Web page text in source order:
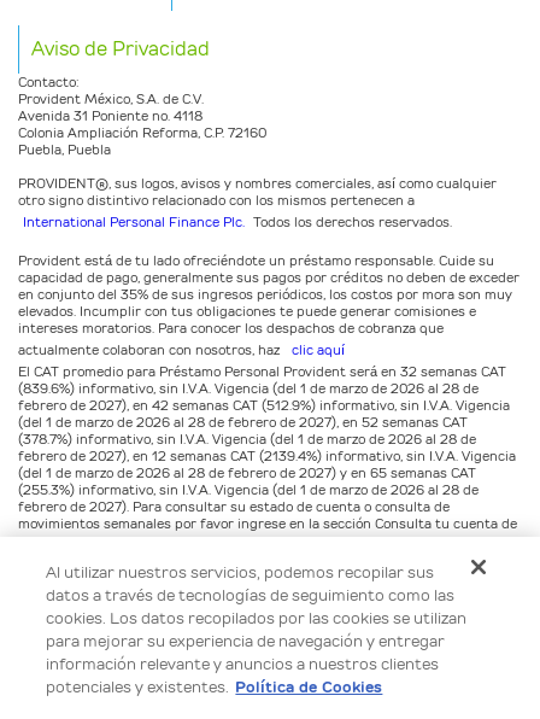
Aviso de Privacidad
Contacto:
Provident México, S.A. de C.V.
Avenida 31 Poniente no. 4118
Colonia Ampliación Reforma, C.P. 72160
Puebla, Puebla
PROVIDENT®️, sus logos, avisos y nombres comerciales, así como cualquier
otro signo distintivo relacionado con los mismos pertenecen a
International Personal Finance Plc. Todos los derechos reservados.
Provident está de tu lado ofreciéndote un préstamo responsable. Cuide su
capacidad de pago, generalmente sus pagos por créditos no deben de exceder
en conjunto del 35% de sus ingresos periódicos, los costos por mora son muy
elevados. Incumplir con tus obligaciones te puede generar comisiones e
intereses moratorios. Para conocer los despachos de cobranza que
actualmente colaboran con nosotros, haz
clic aquí
El CAT promedio para Préstamo Personal Provident será en 32 semanas CAT
(839.6%) informativo, sin I.V.A. Vigencia (del 1 de marzo de 2026 al 28 de
febrero de 2027), en 42 semanas CAT (512.9%) informativo, sin I.V.A. Vigencia
(del 1 de marzo de 2026 al 28 de febrero de 2027), en 52 semanas CAT
(378.7%) informativo, sin I.V.A. Vigencia (del 1 de marzo de 2026 al 28 de
febrero de 2027), en 12 semanas CAT (2139.4%) informativo, sin I.V.A. Vigencia
(del 1 de marzo de 2026 al 28 de febrero de 2027) y en 65 semanas CAT
(255.3%) informativo, sin I.V.A. Vigencia (del 1 de marzo de 2026 al 28 de
febrero de 2027). Para consultar su estado de cuenta o consulta de
movimientos semanales por favor ingrese en la sección Consulta tu cuenta de
Para cualquier duda, aclaración o reclamación, favor de dirigirse al teléfono :
800 633 1111 o al correo electrónico servicioalcliente@provident.com.mx.
Provident México, S.A. de C.V., tratará sus datos personales de identificación,
de contacto, datos laborales y educativos, financieros, historial crediticio o
biométricos para corroborar su identidad y capacidad de pago, verificar
cobertura, brindarle asesoría, evaluar su solicitud de préstamo, envío de
publicidad y ofertas o en su caso gestionar su relación jurídica con Provident.
Al utilizar nuestros servicios, podemos recopilar sus
datos a través de tecnologías de seguimiento como las
cookies. Los datos recopilados por las cookies se utilizan
para mejorar su experiencia de navegación y entregar
información relevante y anuncios a nuestros clientes
potenciales y existentes. Política de Cookies